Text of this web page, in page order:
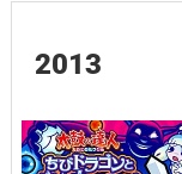
2013